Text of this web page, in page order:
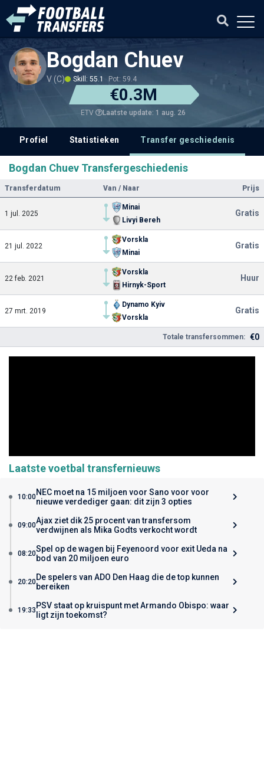
Bogdan Chuev
V (C) Skill: 55.1 Pot: 59.4
€0.3M
ETV Laatste update: 1 aug. 26
Profiel Statistieken Transfer geschiedenis
Bogdan Chuev Transfergeschiedenis
Transferdatum Van / Naar Prijs
1 jul. 2025
Minai
Livyi Bereh
Gratis
21 jul. 2022
Vorskla
Minai
Gratis
22 feb. 2021
Vorskla
Hirnyk-Sport
Huur
27 mrt. 2019
Dynamo Kyiv
Vorskla
Gratis
Totale transfersommen: €0
Laatste voetbal transfernieuws
10:00NEC moet na 15 miljoen voor Sano voor voor
nieuwe verdediger gaan: dit zijn 3 opties
09:00Ajax ziet dik 25 procent van transfersom
verdwijnen als Mika Godts verkocht wordt
08:20Spel op de wagen bij Feyenoord voor exit Ueda na
bod van 20 miljoen euro
20:20De spelers van ADO Den Haag die de top kunnen
bereiken
19:33 PSV staat op kruispunt met Armando Obispo: waar
ligt zijn toekomst?